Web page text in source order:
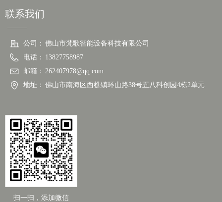
联系我们
公司： 佛山市梵歌智能设备科技有限公司
电话： 13827758987
邮箱： 262407978@qq.com
地址： 佛山市南海区西樵镇环山路38号五八科创园4栋2单元
扫一扫，添加微信